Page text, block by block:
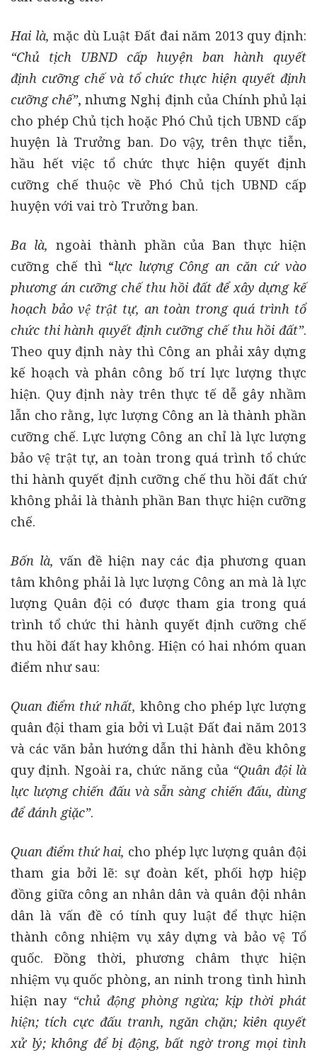
Hai là, mặc dù Luật Đất đai năm 2013 quy định:
“Chủ tịch UBND cấp huyện ban hành quyết
định cưỡng chế và tổ chức thực hiện quyết định
cưỡng chế”, nhưng Nghị định của Chính phủ lại
cho phép Chủ tịch hoặc Phó Chủ tịch UBND cấp
huyện là Trưởng ban. Do vậy, trên thực tiễn,
hầu hết việc tổ chức thực hiện quyết định
cưỡng chế thuộc về Phó Chủ tịch UBND cấp
huyện với vai trò Trưởng ban.
Ba là, ngoài thành phần của Ban thực hiện
cưỡng chế thì “lực lượng Công an căn cứ vào
phương án cưỡng chế thu hồi đất để xây dựng kế
hoạch bảo vệ trật tự, an toàn trong quá trình tổ
chức thi hành quyết định cưỡng chế thu hồi đất”.
Theo quy định này thì Công an phải xây dựng
kế hoạch và phân công bố trí lực lượng thực
hiện. Quy định này trên thực tế dễ gây nhầm
lẫn cho rằng, lực lượng Công an là thành phần
cưỡng chế. Lực lượng Công an chỉ là lực lượng
bảo vệ trật tự, an toàn trong quá trình tổ chức
thi hành quyết định cưỡng chế thu hồi đất chứ
không phải là thành phần Ban thực hiện cưỡng
chế.
Bốn là, vấn đề hiện nay các địa phương quan
tâm không phải là lực lượng Công an mà là lực
lượng Quân đội có được tham gia trong quá
trình tổ chức thi hành quyết định cưỡng chế
thu hồi đất hay không. Hiện có hai nhóm quan
điểm như sau:
Quan điểm thứ nhất, không cho phép lực lượng
quân đội tham gia bởi vì Luật Đất đai năm 2013
và các văn bản hướng dẫn thi hành đều không
quy định. Ngoài ra, chức năng của “Quân đội là
lực lượng chiến đấu và sẵn sàng chiến đấu, dùng
để đánh giặc”.
Quan điểm thứ hai, cho phép lực lượng quân đội
tham gia bởi lẽ: sự đoàn kết, phối hợp hiệp
đồng giữa công an nhân dân và quân đội nhân
dân là vấn đề có tính quy luật để thực hiện
thành công nhiệm vụ xây dựng và bảo vệ Tổ
quốc. Đồng thời, phương châm thực hiện
nhiệm vụ quốc phòng, an ninh trong tình hình
hiện nay “chủ động phòng ngừa; kịp thời phát
hiện; tích cực đấu tranh, ngăn chặn; kiên quyết
xử lý; không để bị động, bất ngờ trong mọi tình